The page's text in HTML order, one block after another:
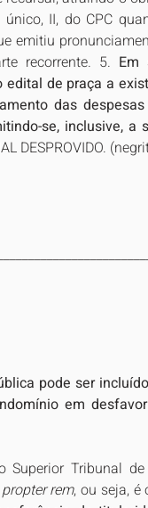
II, do CPC
emitiu
recorrente. 5. Em
de praça a
das
se, inclusive,
DESPROVIDO.
pode ser
em
Superior Tribunal
propter rem, ou seja, é